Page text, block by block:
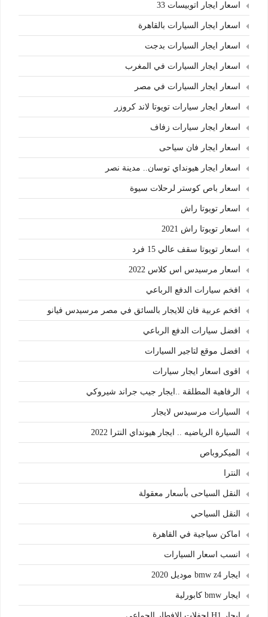
اسعار ايجار اتوبيسات 33
اسعار ايجار السيارات بالقاهرة
اسعار ايجار السيارات بدجت
اسعار ايجار السيارات في المغرب
اسعار ايجار السيارات في مصر
اسعار ايجار سيارات تويوتا لاند كروزر
اسعار ايجار سيارات زفاف
اسعار ايجار فان سياحى
اسعار ايجار هيونداي توسان.. مدينة نصر
اسعار باص كوستر لرحلات سيوة
اسعار تويوتا راش
اسعار تويوتا راش 2021
اسعار تويوتا سقف عالي 15 فرد
اسعار مرسيدس اس كلاس 2022
افخم سيارات الدفع الرباعي
افخم عربية فان للايجار بالسائق في مصر مرسيدس فيانو
افضل سيارات الدفع الرباعي
افضل موقع لتاجير السيارات
اقوى اسعار ايجار سيارات
الرفاهية المطلقة ..ايجار جيب جراند شيروكي
السيارات مرسيدس لايجار
السيارة الرياضيه .. ايجار هيونداي النترا 2022
الميكروباص
النترا
النقل السياحى بأسعار معقولة
النقل السياحي
اماكن سياجية في القاهرة
انسب اسعار السيارات
ايجار bmw z4 موديل 2020
ايجار bmw كابورلية